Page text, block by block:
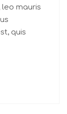
leo mauris
quis